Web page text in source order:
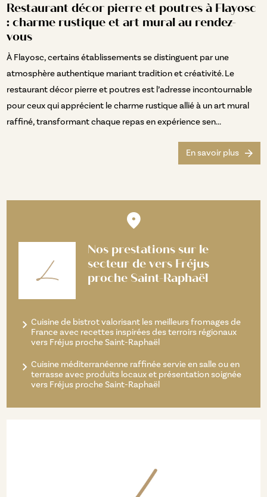
Restaurant décor pierre et poutres à Flayosc
: charme rustique et art mural au rendez-
vous
À Flayosc, certains établissements se distinguent par une
atmosphère authentique mariant tradition et créativité. Le
restaurant décor pierre et poutres est l’adresse incontournable
pour ceux qui apprécient le charme rustique allié à un art mural
raffiné, transformant chaque repas en expérience sen...
En savoir plus
Nos prestations sur le
secteur de vers Fréjus
proche Saint-Raphaël
Cuisine de bistrot valorisant les meilleurs fromages de
France avec recettes inspirées des terroirs régionaux
vers Fréjus proche Saint-Raphaël
Cuisine méditerranéenne raffinée servie en salle ou en
terrasse avec produits locaux et présentation soignée
vers Fréjus proche Saint-Raphaël